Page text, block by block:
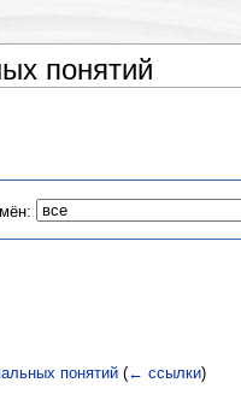
понятий
понятий (← ссылки)